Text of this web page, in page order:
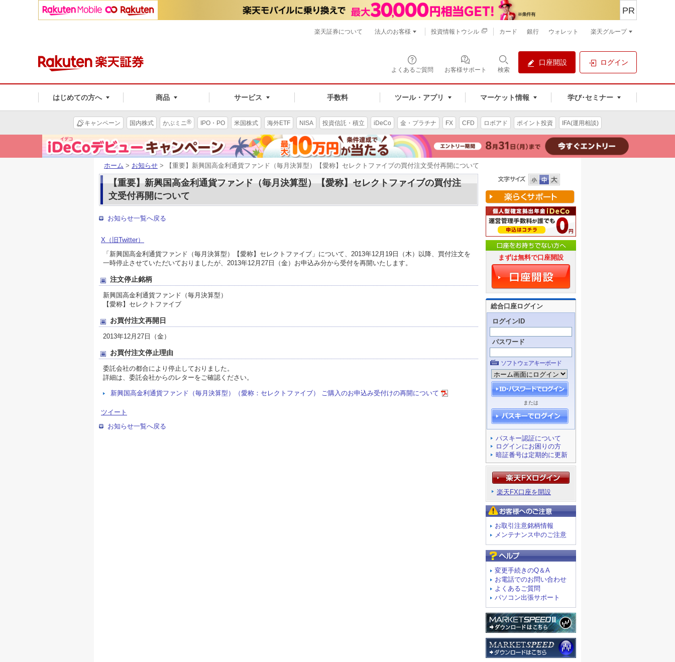
よくあるご質問 お客様サポート 検索
口座開設 ログイン
はじめての方へ 商品 サービス 手数料 ツール・アプリ マーケット情報 学び･セミナー
PR
楽天証券について 法人のお客様 投資情報トウシル カード 銀行 ウォレット 楽天グループ
キャンペーン 国内株式 かぶミニ® IPO・PO 米国株式 海外ETF NISA 投資信託・積立 iDeCo 金・プラチナ FX CFD ロボアド ポイント投資 IFA(運用相談)
ホーム > お知らせ > 【重要】新興国高金利通貨ファンド（毎月決算型）【愛称】セレクトファイブの買付注文受付再開について
【重要】新興国高金利通貨ファンド（毎月決算型）【愛称】セレクトファイブの買付注
文受付再開について
お知らせ一覧へ戻る
X（旧Twitter）
「新興国高金利通貨ファンド（毎月決算型）【愛称】セレクトファイブ」について、2013年12月19日（木）以降、買付注文を
一時停止させていただいておりましたが、2013年12月27日（金）お申込み分から受付を再開いたします。
注文停止銘柄
新興国高金利通貨ファンド（毎月決算型）
【愛称】セレクトファイブ
お買付注文再開日
2013年12月27日（金）
お買付注文停止理由
委託会社の都合により停止しておりました。
詳細は、委託会社からのレターをご確認ください。
新興国高金利通貨ファンド（毎月決算型）（愛称：セレクトファイブ） ご購入のお申込み受付けの再開について
ツイート
お知らせ一覧へ戻る
まずは無料で口座開設
総合口座ログイン
ログインID
パスワード
ソフトウェアキーボード
または
パスキー認証について
ログインにお困りの方
暗証番号は定期的に更新
楽天FX口座を開設
お取引注意銘柄情報
メンテナンス中のご注意
変更手続きのQ＆A
お電話でのお問い合わせ
よくあるご質問
パソコン出張サポート